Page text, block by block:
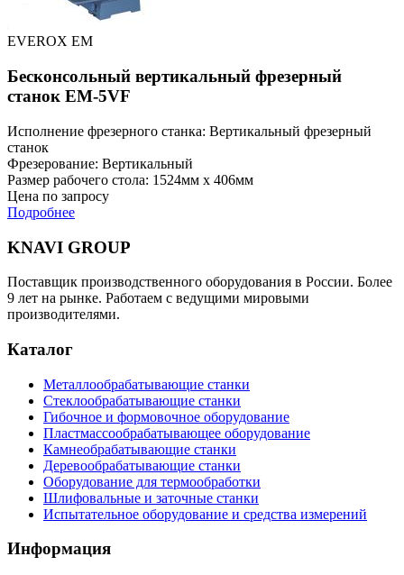
EVEROX EM
Бесконсольный вертикальный фрезерный
станок EM-5VF
Исполнение фрезерного станка: Вертикальный фрезерный
станок
Фрезерование: Вертикальный
Размер рабочего стола: 1524мм x 406мм
Цена по запросу
Подробнее
KNAVI GROUP
Поставщик производственного оборудования в России. Более
9 лет на рынке. Работаем с ведущими мировыми
производителями.
Каталог
Металлообрабатывающие станки
Стеклообрабатывающие станки
Гибочное и формовочное оборудование
Пластмассообрабатывающее оборудование
Камнеобрабатывающие станки
Деревообрабатывающие станки
Оборудование для термообработки
Шлифовальные и заточные станки
Испытательное оборудование и средства измерений
Информация